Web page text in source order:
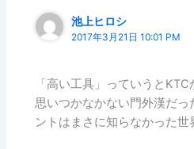
池上ヒロシ
2017年3月21日 10:01 PM
「高い工具」っていうと
思いつかなかない門外漢だっ
ントはまさに知らなかった世